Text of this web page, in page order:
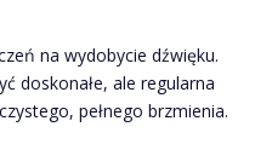
na wydobycie dźwięku.
doskonałe, ale regularna
pełnego brzmienia.